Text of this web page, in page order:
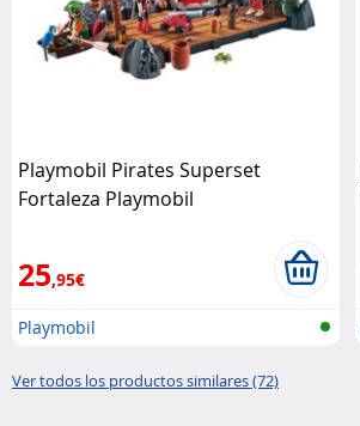
Playmobil Pirates Superset
Fortaleza Playmobil
25,95€
Playmobil
Ver todos los productos similares (72)